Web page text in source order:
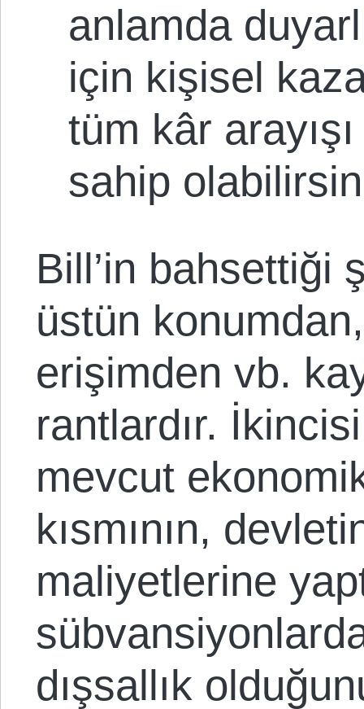
anlamda
için kişisel
tüm kâr
sahip
Bill’in bahsettiği
üstün
erişimden vb.
rantlardır.
mevcut
kısmının,
maliyetlerine
dışsallık